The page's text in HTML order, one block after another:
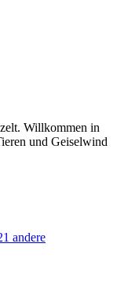
Willkommen in
und Geiselwind
andere